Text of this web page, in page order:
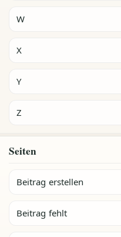
W
X
Y
Z
Seiten
Beitrag erstellen
Beitrag fehlt